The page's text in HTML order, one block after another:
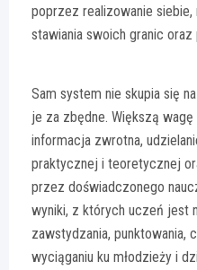
poprzez realizowanie
stawiania swoich granic
Sam system nie skupia się
je za zbędne. Większą
informacja zwrotna,
praktycznej i teoretycznej
przez doświadczonego
wyniki, z których uczeń jest
zawstydzania, punktowania,
wyciąganiu ku młodzieży i